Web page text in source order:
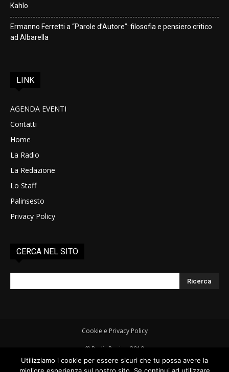
Kahlo
Ermanno Ferretti a “Parole d’Autore”: filosofia e pensiero critico
ad Albarella
LINK
AGENDA EVENTI
Contatti
Home
La Radio
La Redazione
Lo Staff
Palinsesto
Privacy Policy
CERCA NEL SITO
Cookie e Privacy Policy
© RadioRovigo 2019
Radio Rovigo è una testata giornalistica - Autorizzazione del Tribunale
di Rovigo - Registro della Stampa n° 1/14 del 04/03/2014 - Direttore
Utilizziamo i cookie per essere sicuri che tu possa avere la